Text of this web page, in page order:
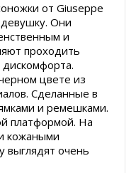
от Giuseppe
Они
и
проходить
дискомфорта.
цвете из
Сделанные в
и ремешками.
платформой. На
кожаными
выглядят очень